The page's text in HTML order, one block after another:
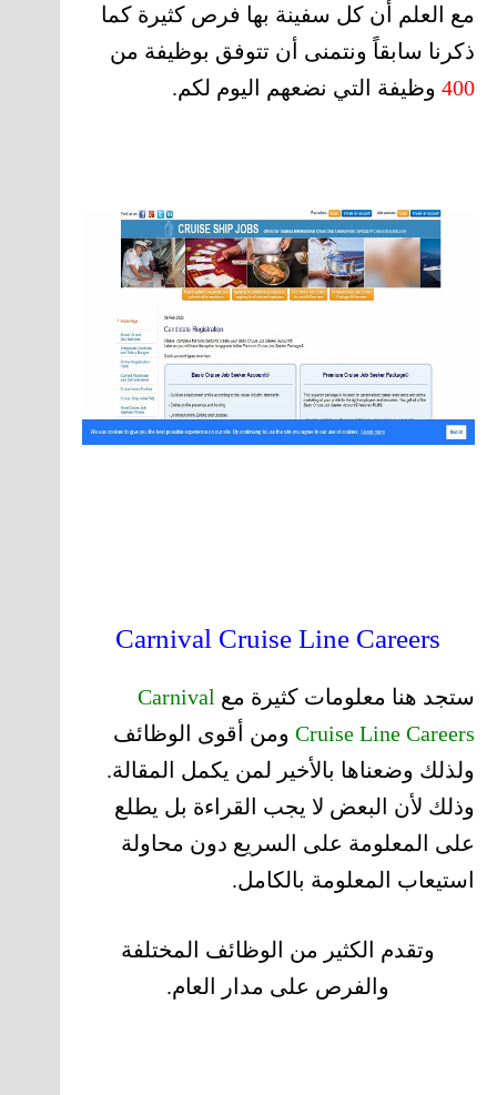
مع العلم أن كل سفينة بها فرص كثيرة كما
ذكرنا سابقاً ونتمنى أن تتوفق بوظيفة من
400 وظيفة التي نضعهم اليوم لكم.
Carnival Cruise Line Careers
ستجد هنا معلومات كثيرة مع Carnival
Cruise Line Careers ومن أقوى الوظائف
ولذلك وضعناها بالأخير لمن يكمل المقالة.
وذلك لأن البعض لا يجب القراءة بل يطلع
على المعلومة على السريع دون محاولة
استيعاب المعلومة بالكامل.
وتقدم الكثير من الوظائف المختلفة
والفرص على مدار العام.